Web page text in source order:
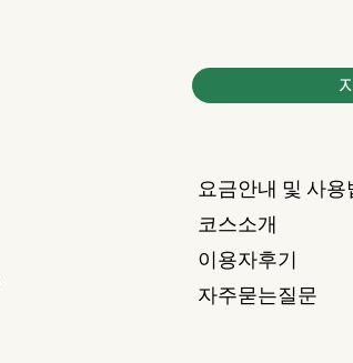
요금안내 및 사용
코스소개
이용자후기
자주묻는질문